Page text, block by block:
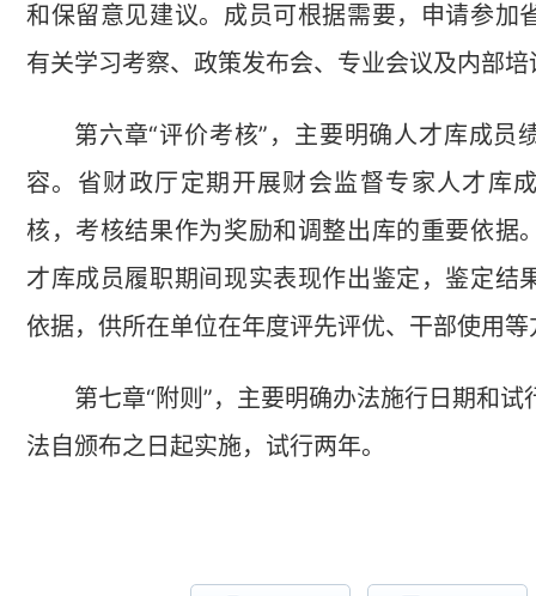
和保留意见建议。成员可根据需要，申请参加
有关学习考察、政策发布会、专业会议及内部
第六章“评价考核”，主要明确人才库成员
容。省财政厅定期开展财会监督专家人才库
核，考核结果作为奖励和调整出库的重要依据
才库成员履职期间现实表现作出鉴定，鉴定结
依据，供所在单位在年度评先评优、干部使用
第七章“附则”，主要明确办法施行日期和试
法自颁布之日起实施，试行两年。